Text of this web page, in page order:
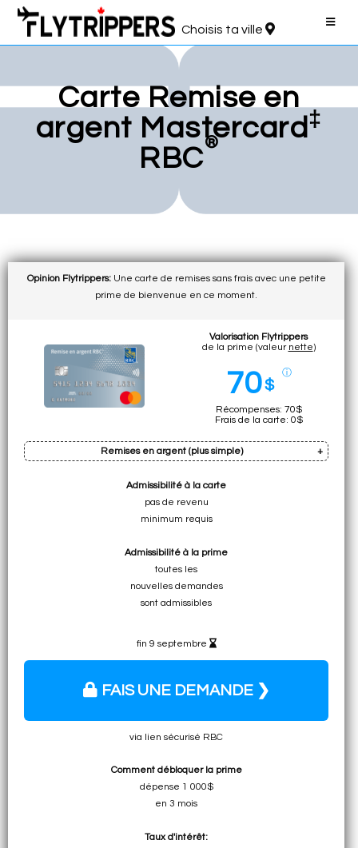
Choisis ta ville
Carte Remise en
argent Mastercard ‡
RBC
®
Opinion Flytrippers:Une carte de remises sans frais avec une petite
prime de bienvenue en ce moment.
Valorisation Flytrippers
de la prime (valeur nette)
70$
ⓘ
Récompenses: 70$
Frais de la carte: 0$
Remises en argent (plus simple)
Prime: jusqu'à 7% de remises en $
(taux boni remplace le taux régulier)
en argent simples
Admissibilité à la carte
pas de revenu
minimum requis
Admissibilité à la prime
toutes les
nouvelles demandes
sont admissibles
fin 9 septembre
FAIS UNE DEMANDE ❯
via lien sécurisé RBC
Comment débloquer la prime
dépense 1 000$
en 3 mois
Taux d'intérêt: